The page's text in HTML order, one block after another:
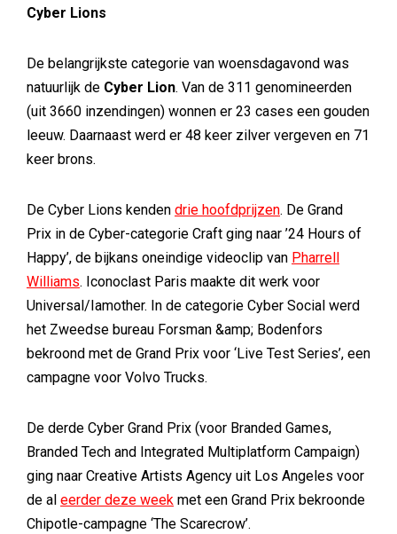
Cyber Lions
De belangrijkste categorie van woensdagavond was
natuurlijk de Cyber Lion. Van de 311 genomineerden
(uit 3660 inzendingen) wonnen er 23 cases een gouden
leeuw. Daarnaast werd er 48 keer zilver vergeven en 71
keer brons.
De Cyber Lions kenden drie hoofdprijzen. De Grand
Prix in de Cyber-categorie Craft ging naar ’24 Hours of
Happy’, de bijkans oneindige videoclip van Pharrell
Williams. Iconoclast Paris maakte dit werk voor
Universal/Iamother. In de categorie Cyber Social werd
het Zweedse bureau Forsman &amp; Bodenfors
bekroond met de Grand Prix voor ‘Live Test Series’, een
campagne voor Volvo Trucks.
De derde Cyber Grand Prix (voor Branded Games,
Branded Tech and Integrated Multiplatform Campaign)
ging naar Creative Artists Agency uit Los Angeles voor
de al eerder deze week met een Grand Prix bekroonde
Chipotle-campagne ‘The Scarecrow’.